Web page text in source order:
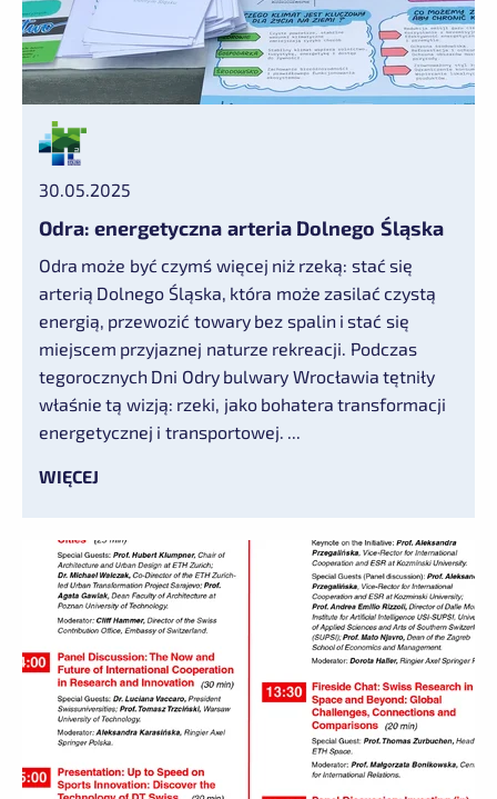
30.05.2025
Odra: energetyczna arteria Dolnego Śląska
Odra może być czymś więcej niż rzeką: stać się
arterią Dolnego Śląska, która może zasilać czystą
energią, przewozić towary bez spalin i stać się
miejscem przyjaznej naturze rekreacji. Podczas
tegorocznych Dni Odry bulwary Wrocławia tętniły
właśnie tą wizją: rzeki, jako bohatera transformacji
energetycznej i transportowej. ...
WIĘCEJ